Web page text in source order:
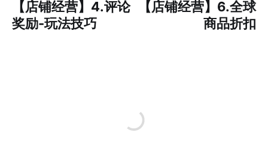
【店铺经营】4.评论
奖励-玩法技巧
【店铺经营】6.全球
商品折扣